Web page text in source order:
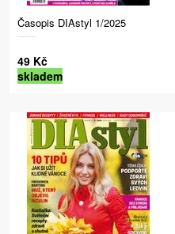
Časopis DIAstyl 1/2025
49 Kč
skladem